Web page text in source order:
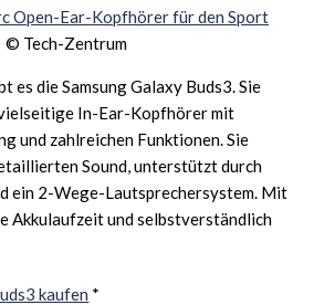
© Tech-Zentrum
es die Samsung Galaxy Buds3. Sie
In-Ear-Kopfhörer mit
und zahlreichen Funktionen. Sie
Sound, unterstützt durch
ein 2-Wege-Lautsprechersystem. Mit
Akkulaufzeit und selbstverständlich
kaufen *